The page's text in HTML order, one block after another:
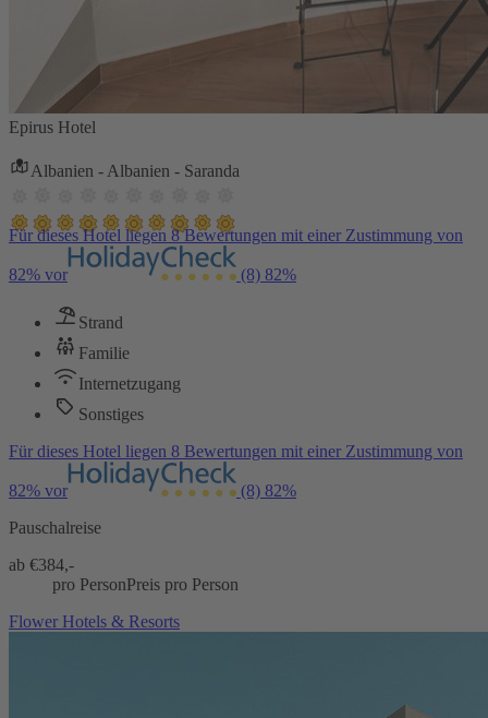
Epirus Hotel
Albanien - Albanien - Saranda
Für dieses Hotel liegen 8 Bewertungen mit einer Zustimmung von
82% vor (8) 82%
Strand
Familie
Internetzugang
Sonstiges
Für dieses Hotel liegen 8 Bewertungen mit einer Zustimmung von
82% vor (8) 82%
Pauschalreise
ab €384,-
pro PersonPreis pro Person
Flower Hotels & Resorts